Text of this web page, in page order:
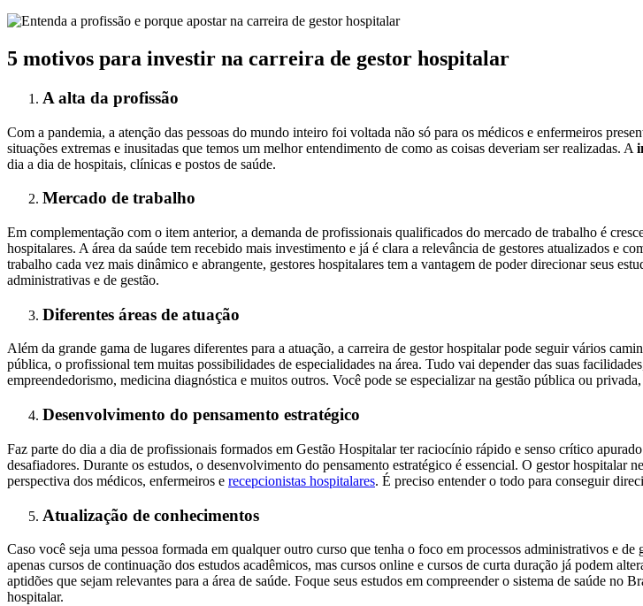
5 motivos para investir na carreira de gestor hospitalar
A alta da profissão
Com a pandemia, a atenção das pessoas do mundo inteiro foi voltada não só para os médicos e enfermeiros
situações extremas e inusitadas que temos um melhor entendimento de como as coisas deveriam ser realizadas. A
dia a dia de hospitais, clínicas e postos de saúde.
Mercado de trabalho
Em complementação com o item anterior, a demanda de profissionais qualificados do mercado de trabalho é
hospitalares. A área da saúde tem recebido mais investimento e já é clara a relevância de gestores atualizados e
trabalho cada vez mais dinâmico e abrangente, gestores hospitalares tem a vantagem de poder direcionar seus
administrativas e de gestão.
Diferentes áreas de atuação
Além da grande gama de lugares diferentes para a atuação, a carreira de gestor hospitalar pode seguir vários
pública, o profissional tem muitas possibilidades de especialidades na área. Tudo vai depender das suas
empreendedorismo, medicina diagnóstica e muitos outros. Você pode se especializar na gestão pública ou
Desenvolvimento do pensamento estratégico
Faz parte do dia a dia de profissionais formados em Gestão Hospitalar ter raciocínio rápido e senso crítico
desafiadores. Durante os estudos, o desenvolvimento do pensamento estratégico é essencial. O gestor hospitalar
perspectiva dos médicos, enfermeiros e recepcionistas hospitalares. É preciso entender o todo para conseguir
Atualização de conhecimentos
Caso você seja uma pessoa formada em qualquer outro curso que tenha o foco em processos administrativos e
apenas cursos de continuação dos estudos acadêmicos, mas cursos online e cursos de curta duração já podem
aptidões que sejam relevantes para a área de saúde. Foque seus estudos em compreender o sistema de saúde
hospitalar.